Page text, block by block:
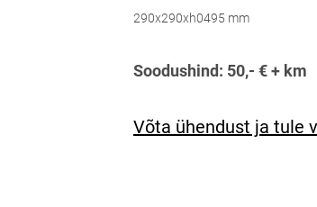
290x290xh0495 mm
Soodushind: 50,- € + km
Võta ühendust ja tule